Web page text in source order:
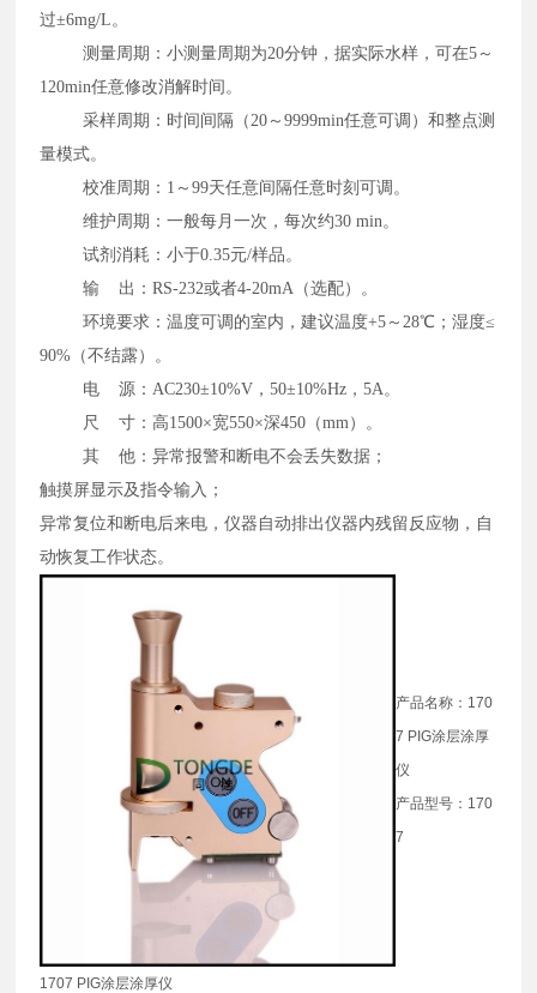
过±6mg/L。
测量周期：小测量周期为20分钟，据实际水样，可在5～
120min任意修改消解时间。
采样周期：时间间隔（20～9999min任意可调）和整点测
量模式。
校准周期：1～99天任意间隔任意时刻可调。
维护周期：一般每月一次，每次约30 min。
试剂消耗：小于0.35元/样品。
输 出：RS-232或者4-20mA（选配）。
环境要求：温度可调的室内，建议温度+5～28℃；湿度≤
90%（不结露）。
电 源：AC230±10%V，50±10%Hz，5A。
尺 寸：高1500×宽550×深450（mm）。
其 他：异常报警和断电不会丢失数据；
触摸屏显示及指令输入；
异常复位和断电后来电，仪器自动排出仪器内残留反应物，自
动恢复工作状态。
产品名称：170
7 PIG涂层涂厚
仪
产品型号：170
7
1707 PIG涂层涂厚仪